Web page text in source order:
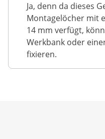
Ja, denn da dieses
Montagelöcher mit
14 mm verfügt,
Werkbank oder
fixieren.